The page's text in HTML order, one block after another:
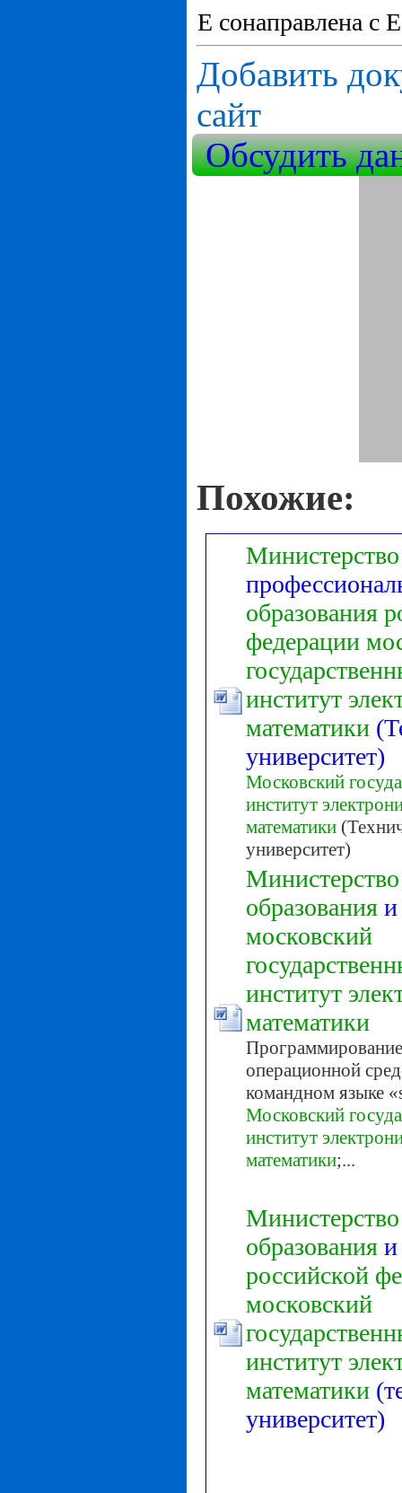
E сонаправлена с
Добавить
сайт
Обсудить
Похожие:
Министерство
образования
федерации
институт
математики
университет)
Московский
институт
математики
университет)
Министерство
образования
московский
институт
математики
операционной
командном языке
Московский
институт
математики;...
Министерство
образования и
российской
московский
институт
математики
университет)